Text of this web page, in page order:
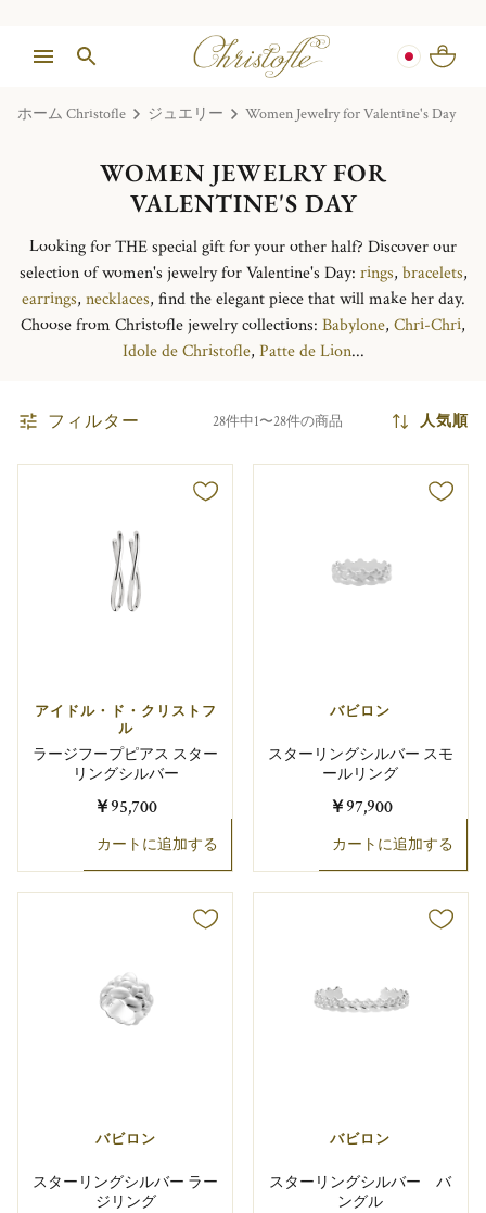
ホーム Christofle ジュエリー Women Jewelry for Valentine's Day
WOMEN JEWELRY FOR
VALENTINE'S DAY
Looking for THE special gift for your other half? Discover our
selection of women's jewelry for Valentine's Day: rings, bracelets,
earrings, necklaces, find the elegant piece that will make her day.
Choose from Christofle jewelry collections: Babylone, Chri-Chri,
Idole de Christofle, Patte de Lion...
フィルター 28件中1〜28件の商品 人気順
アイドル・ド・クリストフ
ル
ラージフープピアス スター
リングシルバー
￥95,700
カートに追加する
バビロン
スターリングシルバー スモ
ールリング
￥97,900
カートに追加する
バビロン
スターリングシルバー ラー
ジリング
バビロン
スターリングシルバー バ
ングル